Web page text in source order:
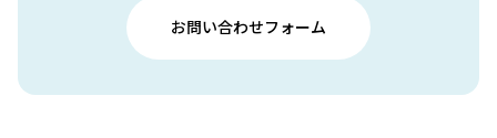
お問い合わせフォーム